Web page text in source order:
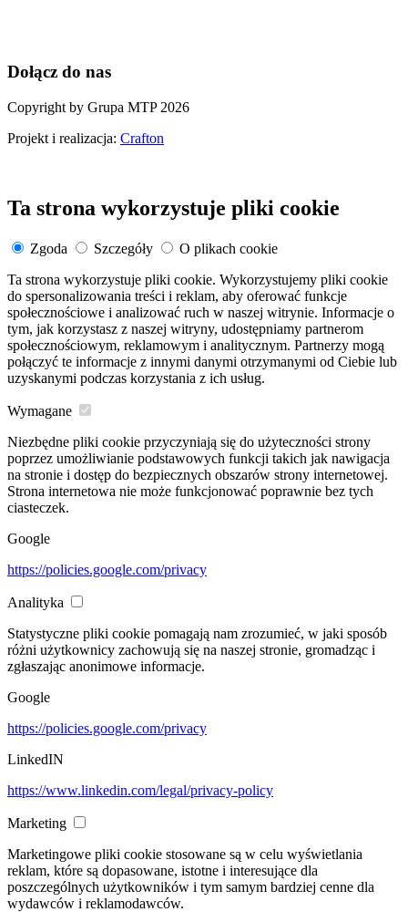
Dołącz do nas
Copyright by Grupa MTP 2026
Projekt i realizacja: Crafton
Ta strona wykorzystuje pliki cookie
Zgoda Szczegóły
O plikach cookie
Ta strona wykorzystuje pliki cookie. Wykorzystujemy pliki cookie
do spersonalizowania treści i reklam, aby oferować funkcje
społecznościowe i analizować ruch w naszej witrynie. Informacje o
tym, jak korzystasz z naszej witryny, udostępniamy partnerom
społecznościowym, reklamowym i analitycznym. Partnerzy mogą
połączyć te informacje z innymi danymi otrzymanymi od Ciebie lub
uzyskanymi podczas korzystania z ich usług.
Wymagane
Niezbędne pliki cookie przyczyniają się do użyteczności strony
poprzez umożliwianie podstawowych funkcji takich jak nawigacja
na stronie i dostęp do bezpiecznych obszarów strony internetowej.
Strona internetowa nie może funkcjonować poprawnie bez tych
ciasteczek.
Google
https://policies.google.com/privacy
Analityka
Statystyczne pliki cookie pomagają nam zrozumieć, w jaki sposób
różni użytkownicy zachowują się na naszej stronie, gromadząc i
zgłaszając anonimowe informacje.
Google
https://policies.google.com/privacy
LinkedIN
https://www.linkedin.com/legal/privacy-policy
Marketing
Marketingowe pliki cookie stosowane są w celu wyświetlania
reklam, które są dopasowane, istotne i interesujące dla
poszczególnych użytkowników i tym samym bardziej cenne dla
wydawców i reklamodawców.